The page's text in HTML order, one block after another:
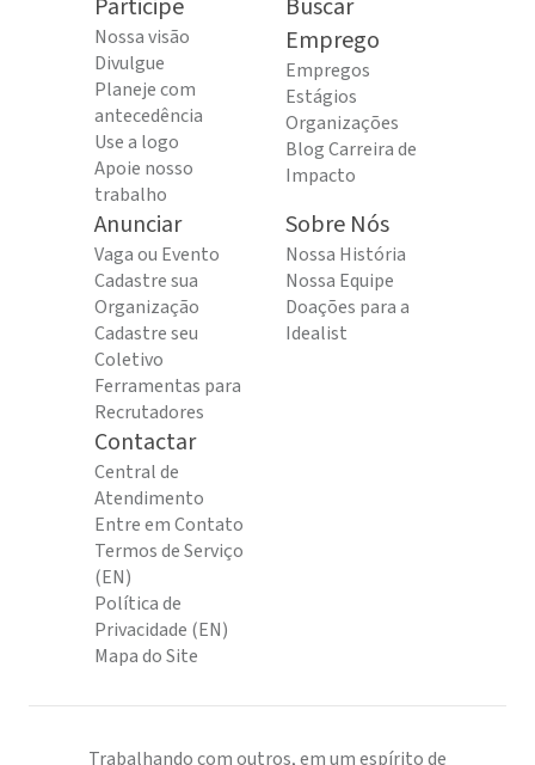
Participe
Nossa visão
Divulgue
Planeje com
antecedência
Use a logo
Apoie nosso
trabalho
Buscar
Emprego
Empregos
Estágios
Organizações
Blog Carreira de
Impacto
Anunciar
Vaga ou Evento
Cadastre sua
Organização
Cadastre seu
Coletivo
Ferramentas para
Recrutadores
Sobre Nós
Nossa História
Nossa Equipe
Doações para a
Idealist
Contactar
Central de
Atendimento
Entre em Contato
Termos de Serviço
(EN)
Política de
Privacidade (EN)
Mapa do Site
Trabalhando com outros, em um espírito de